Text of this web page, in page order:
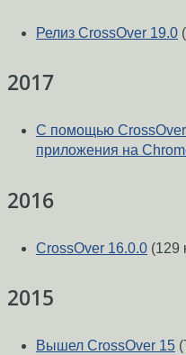
Релиз CrossOver 19.0
2017
С помощью CrossOver
приложения на
2016
CrossOver 16.0.0 (129
2015
Вышел CrossOver 15